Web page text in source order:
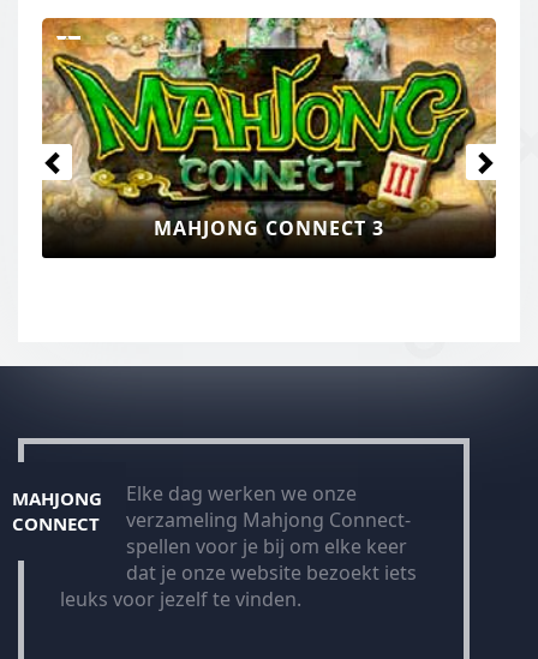
MAHJONG CONNECT 3
Vorige
MAHJONG
CONNECT
Elke dag werken we onze
verzameling Mahjong Connect-
spellen voor je bij om elke keer
dat je onze website bezoekt iets
leuks voor jezelf te vinden.